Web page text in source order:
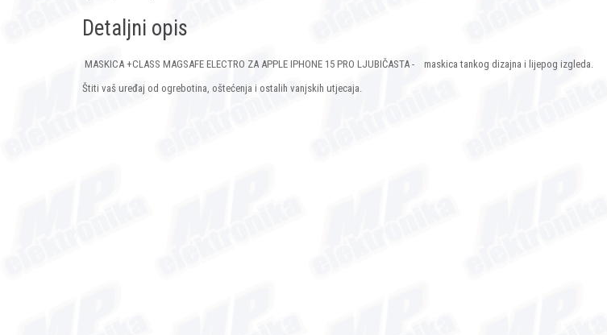
Detaljni opis
MASKICA +CLASS MAGSAFE ELECTRO ZA APPLE IPHONE 15 PRO LJUBIČASTA - maskica tankog dizajna i lijepog izgleda.
Štiti vaš uređaj od ogrebotina, oštećenja i ostalih vanjskih utjecaja.